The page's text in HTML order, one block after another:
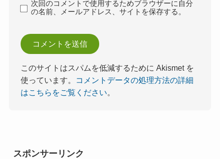
次回のコメントで使用するためブラウザーに自分
の名前、メールアドレス、サイトを保存する。
このサイトはスパムを低減するために Akismet を
使っています。
コメントデータの処理方法の詳細
はこちらをご覧ください。
スポンサーリンク